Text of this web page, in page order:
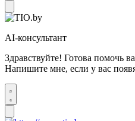
AI-консультант
Здравствуйте! Готова помочь
Напишите мне, если у вас